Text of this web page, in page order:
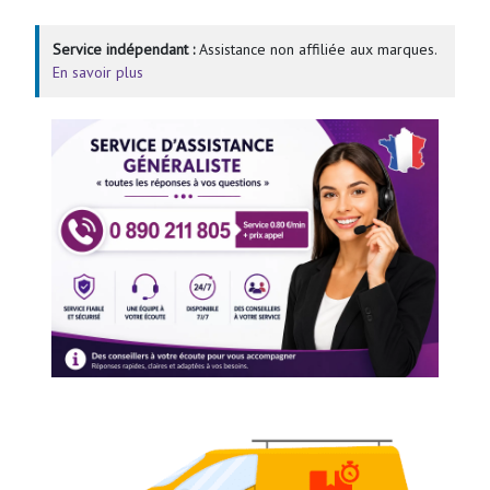
Service indépendant :Assistance non affiliée aux marques.
En savoir plus